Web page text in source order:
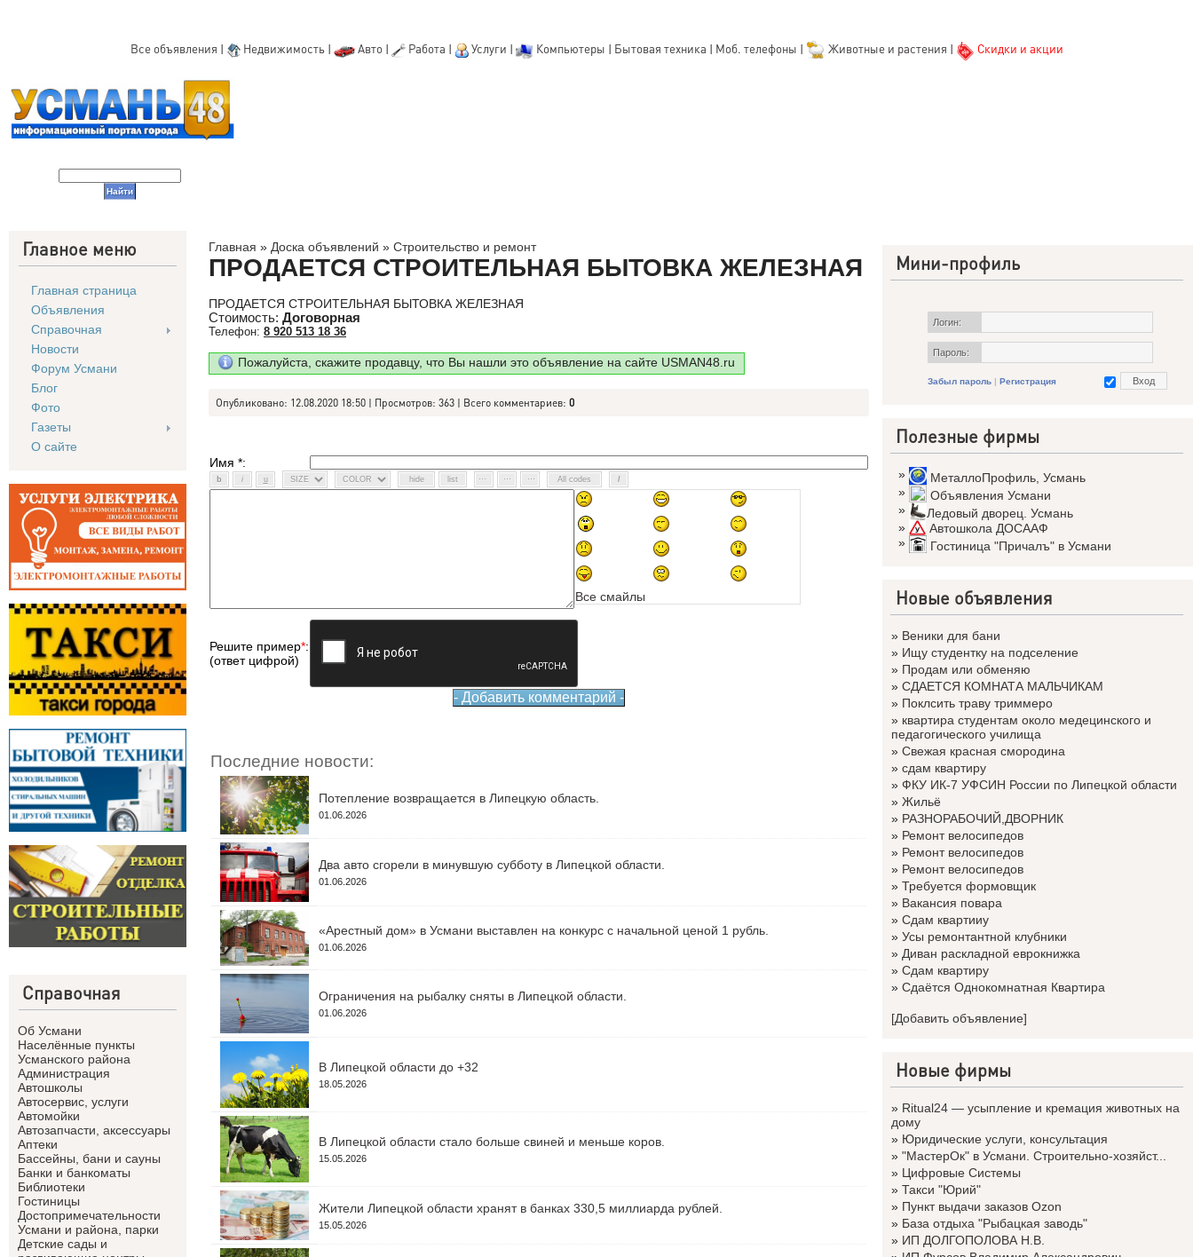
Все объявления | Недвижимость | Авто| Работа | Услуги | Компьютеры | Бытовая техника | Моб. телефоны | Животные и растения | Скидки и акции
Главное меню
Главная страница
Объявления
Справочная
Новости
Форум Усмани
Блог
Фото
Газеты
О сайте
Справочная
Об Усмани
Населённые пункты
Усманского района
Администрация
Автошколы
Автосервис, услуги
Автомойки
Автозапчасти, аксессуары
Аптеки
Бассейны, бани и сауны
Банки и банкоматы
Библиотеки
Гостиницы
Достопримечательности
Усмани и района, парки
Детские сады и
Главная » Доска объявлений » Строительство и ремонт
ПРОДАЕТСЯ СТРОИТЕЛЬНАЯ БЫТОВКА ЖЕЛЕЗНАЯ
ПРОДАЕТСЯ СТРОИТЕЛЬНАЯ БЫТОВКА ЖЕЛЕЗНАЯ
Стоимость: Договорная
Телефон: 8 920 513 18 36
Пожалуйста, скажите продавцу, что Вы нашли это объявление на сайте USMAN48.ru
Опубликовано: 12.08.2020 18:50 | Просмотров: 363 | Всего комментариев: 0
Имя *:
Все смайлы
Решите пример*:
(ответ цифрой)
Последние новости:
Потепление возвращается в Липецкую область.
01.06.2026
Два авто сгорели в минувшую субботу в Липецкой области.
01.06.2026
«Арестный дом» в Усмани выставлен на конкурс с начальной ценой 1 рубль.
01.06.2026
Ограничения на рыбалку сняты в Липецкой области.
01.06.2026
В Липецкой области до +32
18.05.2026
В Липецкой области стало больше свиней и меньше коров.
15.05.2026
Жители Липецкой области хранят в банках 330,5 миллиарда рублей.
15.05.2026
Мини-профиль
Логин:
Пароль:
Забыл пароль | Регистрация
Полезные фирмы
» МеталлоПрофиль Усмань
»
Объявления Усмани
»
Ледовый дворец. Усмань
»
Автошкола ДОСААФ
»
Гостиница "Причалъ" в Усмани
Новые объявления
» Веники для бани
» Ищу студентку на подселение
» Продам или обменяю
» СДАЕТСЯ КОМНАТА МАЛЬЧИКАМ
» Поклсить траву триммеро
» квартира студентам около медецинского и
педагогического училища
» Свежая красная смородина
» сдам квартиру
» ФКУ ИК-7 УФСИН России по Липецкой области
» Жильё
» РАЗНОРАБОЧИЙ,ДВОРНИК
» Ремонт велосипедов
» Ремонт велосипедов
» Ремонт велосипедов
» Требуется формовщик
» Вакансия повара
» Сдам квартииу
» Усы ремонтантной клубники
» Диван раскладной еврокнижка
» Сдам квартиру
» Сдаётся Однокомнатная Квартира
[Добавить объявление]
Новые фирмы
» Ritual24 — усыпление и кремация животных на
дому
» Юридические услуги, консультация
» "МастерОк" в Усмани. Строительно-хозяйст...
» Цифровые Системы
» Такси "Юрий"
» Пункт выдачи заказов Ozon
» База отдыха "Рыбацкая заводь"
» ИП ДОЛГОПОЛОВА Н.В.